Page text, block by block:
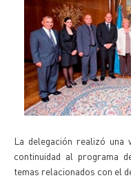
La delegación realizó
continuidad al programa
temas relacionados con el